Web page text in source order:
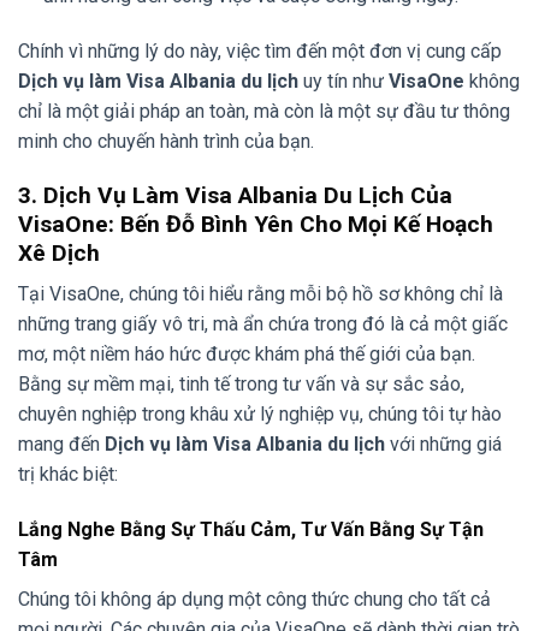
Chính vì những lý do này, việc tìm đến một đơn vị cung cấp
Dịch vụ làm Visa Albania du lịch uy tín như VisaOne không
chỉ là một giải pháp an toàn, mà còn là một sự đầu tư thông
minh cho chuyến hành trình của bạn.
3. Dịch Vụ Làm Visa Albania Du Lịch Của
VisaOne: Bến Đỗ Bình Yên Cho Mọi Kế Hoạch
Xê Dịch
Tại VisaOne, chúng tôi hiểu rằng mỗi bộ hồ sơ không chỉ là
những trang giấy vô tri, mà ẩn chứa trong đó là cả một giấc
mơ, một niềm háo hức được khám phá thế giới của bạn.
Bằng sự mềm mại, tinh tế trong tư vấn và sự sắc sảo,
chuyên nghiệp trong khâu xử lý nghiệp vụ, chúng tôi tự hào
mang đến Dịch vụ làm Visa Albania du lịch với những giá
trị khác biệt:
Lắng Nghe Bằng Sự Thấu Cảm, Tư Vấn Bằng Sự Tận
Tâm
Chúng tôi không áp dụng một công thức chung cho tất cả